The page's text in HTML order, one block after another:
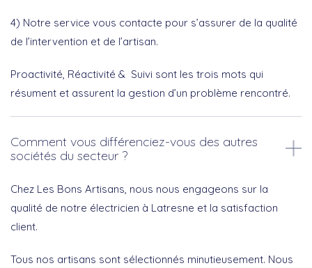
4) Notre service vous contacte pour s’assurer de la qualité
de l’intervention et de l’artisan.
Proactivité, Réactivité & Suivi sont les trois mots qui
résument et assurent la gestion d’un problème rencontré.
Comment vous différenciez-vous des autres
sociétés du secteur ?
Chez Les Bons Artisans, nous nous engageons sur la
qualité de notre électricien à Latresne et la satisfaction
client.
Tous nos artisans sont sélectionnés minutieusement. Nous